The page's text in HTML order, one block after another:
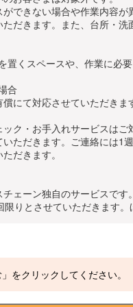
できない場合や作業内容が
だきます。また、台所・
置くスペースや、作業に必
合
にて対応させていただきま
ク・お手入れサービスはご
ただきます。ご連絡には1
だきます。
ェーン独自のサービスです。
りとさせていただきます
をクリックしてください。